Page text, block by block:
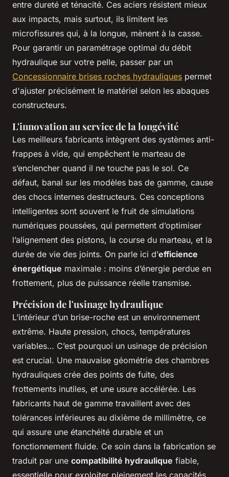
entre dureté et ténacité. Ces aciers résistent mieux
aux impacts, mais surtout, ils limitent les
microfissures qui, à la longue, mènent à la casse.
Pour garantir un paramétrage optimal du débit
hydraulique sur votre pelle, passer par un
Concessionnaire brises roches hydrauliques permet
d'ajuster précisément le matériel selon les abaques
constructeurs.
L'innovation au service de la longévité
Les meilleurs fabricants intègrent des systèmes anti-
frappes à vide, qui empêchent le marteau de
s’enclencher quand il ne touche pas le sol. Ce
défaut, banal sur les modèles bas de gamme, cause
des chocs internes destructeurs. Ces conceptions
intelligentes sont souvent le fruit de simulations
numériques poussées, qui permettent d’optimiser
l’alignement des pistons, la course du marteau, et la
durée de vie des joints. On parle ici d’efficience
énergétique maximale : moins d’énergie perdue en
frottement, plus de puissance réelle transmise.
Précision de l'usinage hydraulique
L’intérieur d’un brise-roche est un environnement
extrême. Haute pression, chocs, températures
variables… C’est pourquoi un usinage de précision
est crucial. Une mauvaise géométrie des chambres
hydrauliques crée des points de fuite, des
frottements inutiles, et une usure accélérée. Les
fabricants haut de gamme travaillent avec des
tolérances inférieures au dixième de millimètre, ce
qui assure une étanchéité durable et un
fonctionnement fluide. Ce soin dans la fabrication se
traduit par une compatibilité hydraulique fiable,
essentielle pour exploiter pleinement les capacités